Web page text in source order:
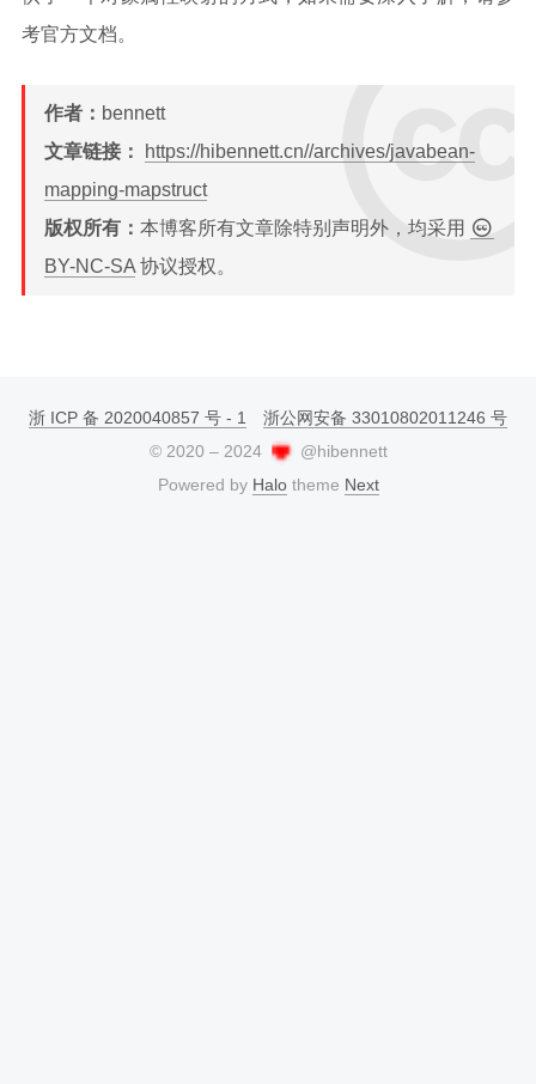
考官方文档。
作者： bennett
文章链接：
https://hibennett.cn//archives/javabean-
mapping-mapstruct
版权所有： 本博客所有文章除特别声明外，均采用
BY-NC-SA 协议授权。
浙 ICP 备 2020040857 号 - 1
浙公网安备 33010802011246 号
© 2020 – 2024
@hibennett
Powered by Halotheme Next